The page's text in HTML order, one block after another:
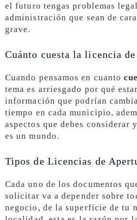
el futuro tengas problemas
administración que sean de
grave.
Cuánto cuesta la licencia
Cuando pensamos en cuanto
tema es arriesgado por qué
información que podrían
tiempo en cada municipio,
aspectos que debes considerar
es un mundo.
Tipos de Licencias de
Cada uno de los documentos
solicitar va a depender sobre
negocio, de la superficie de tu